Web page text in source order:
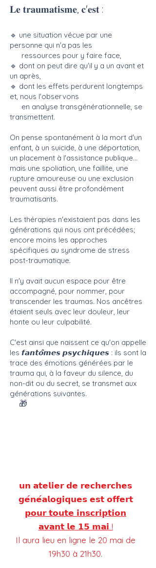
𝐋𝐞 𝐭𝐫𝐚𝐮𝐦𝐚𝐭𝐢𝐬𝐦𝐞, 𝐜'𝐞𝐬𝐭 :
🔹 une situation vécue par une
personne qui n'a pas les
ressources pour y faire face,
🔹 dont on peut dire qu'il y a un avant et
un après,
🔹 dont les effets perdurent longtemps
et, nous l'observons
en analyse transgénérationnelle, se
transmettent.
On pense spontanément à la mort d'un
enfant, à un suicide, à une déportation,
un placement à l'assistance publique…
mais une spoliation, une faillite, une
rupture amoureuse ou une exclusion
peuvent aussi être profondément
traumatisants.
Les thérapies n'existaient pas dans les
générations qui nous ont précédées;
encore moins les approches
spécifiques au syndrome de stress
post-traumatique.
Il n'y avait aucun espace pour être
accompagné, pour nommer, pour
transcender les traumas. Nos ancêtres
étaient seuls avec leur douleur, leur
honte ou leur culpabilité.
C'est ainsi que naissent ce qu'on appelle
les 𝙛𝙖𝙣𝙩𝙤̂𝙢𝙚𝙨 𝙥𝙨𝙮𝙘𝙝𝙞𝙦𝙪𝙚𝙨 : ils sont la
trace des émotions générées par le
trauma qui, à la faveur du silence, du
non-dit ou du secret, se transmet aux
générations suivantes.
🎁
𝘂𝗻 𝗮𝘁𝗲𝗹𝗶𝗲𝗿 𝗱𝗲 𝗿𝗲𝗰𝗵𝗲𝗿𝗰𝗵𝗲𝘀
𝗴𝗲́𝗻𝗲́𝗮𝗹𝗼𝗴𝗶𝗾𝘂𝗲𝘀 𝗲𝘀𝘁 𝗼𝗳𝗳𝗲𝗿𝘁
𝗽𝗼𝘂𝗿 𝘁𝗼𝘂𝘁𝗲 𝗶𝗻𝘀𝗰𝗿𝗶𝗽𝘁𝗶𝗼𝗻
𝗮𝘃𝗮𝗻𝘁 𝗹𝗲 𝟭𝟱 𝗺𝗮𝗶 !
Il aura lieu en ligne le 20 mai de
19h30 à 21h30.